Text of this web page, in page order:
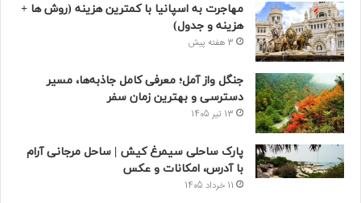
مهاجرت به اسپانیا با کمترین هزینه (روش ها +
هزینه و جدول)
3 هفته پیش
جنگل واز آمل؛ معرفی کامل جاذبه‌ها، مسیر
دسترسی و بهترین زمان سفر
13 تیر 1405
پارک ساحلی سیمرغ کیش | ساحل مرجانی آرام
با آدرس، امکانات و عکس
11 خرداد 1405